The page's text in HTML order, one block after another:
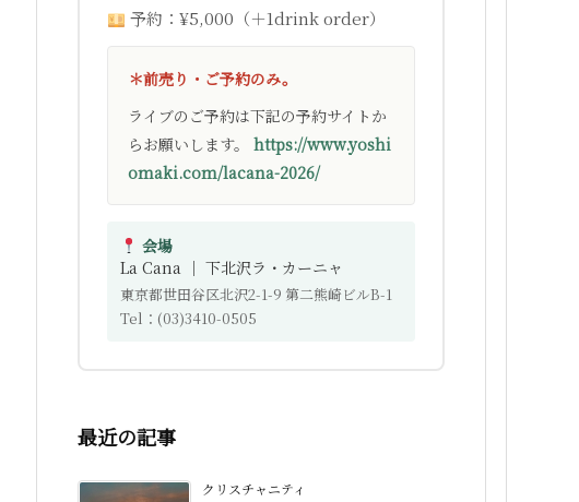
予約：¥5,000（＋1drink order）
＊前売り・ご予約のみ。
ライブのご予約は下記の予約サイトか
らお願いします。 https://www.yoshi
omaki.com/lacana-2026/
会場
La Cana ｜ 下北沢ラ・カーニャ
東京都世田谷区北沢2-1-9 第二熊崎ビルB-1
Tel：(03)3410-0505
最近の記事
クリスチャニティ